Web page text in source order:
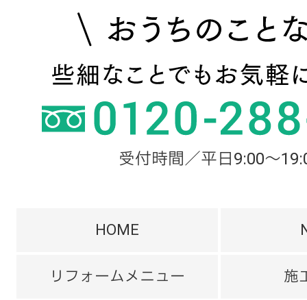
受付時間／平日9:00～
HOME
リフォームメニュー 施